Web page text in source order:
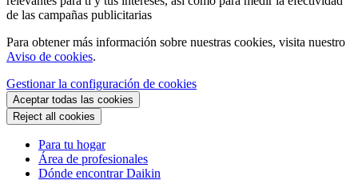
de las campañas publicitarias
Para obtener más información sobre nuestras cookies, visita nuestro
Aviso de cookies.
Gestionar la configuración de cookies
Aceptar todas las cookies
Reject all cookies
Para tu hogar
Área de profesionales
Dónde encontrar Daikin